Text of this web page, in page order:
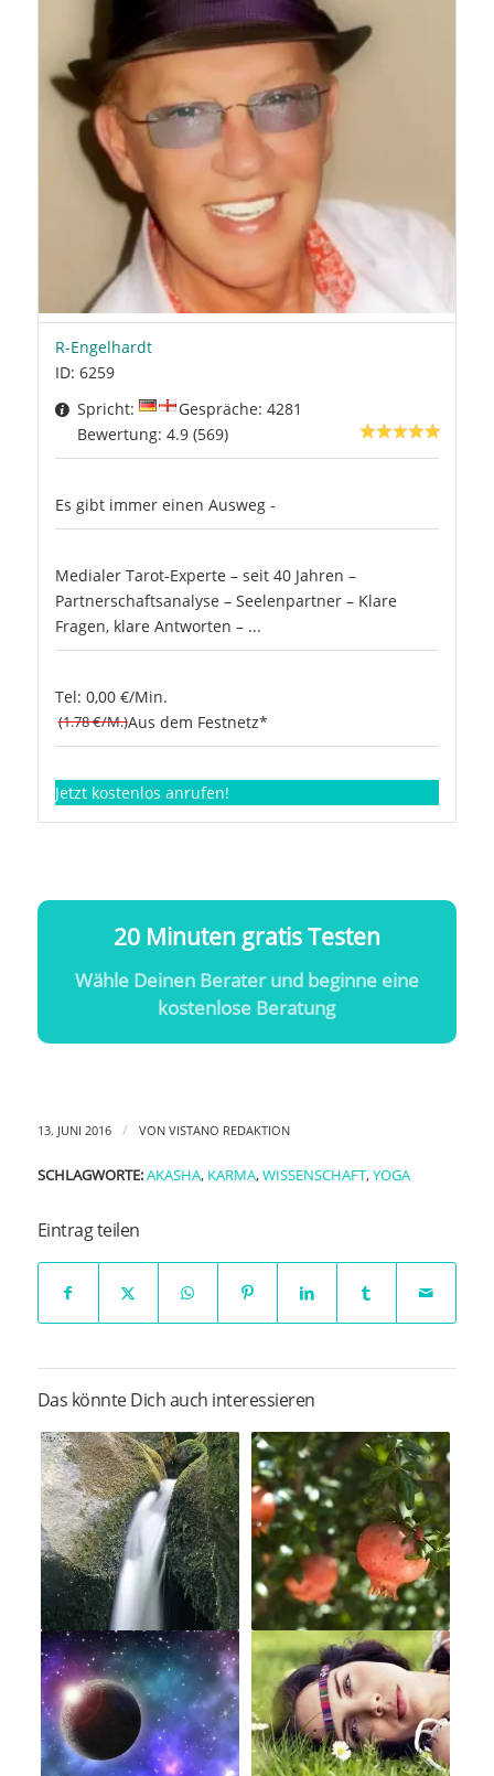
R-Engelhardt
ID: 6259
Spricht:
Gespräche: 4281
Bewertung: 4.9 (569)
Es gibt immer einen Ausweg -
Medialer Tarot-Experte – seit 40 Jahren –
Partnerschaftsanalyse – Seelenpartner – Klare
Fragen, klare Antworten – ...
Tel: 0,00 €/Min.
(1.78 €/M.)Aus dem Festnetz*
Jetzt kostenlos anrufen!
20 Minuten gratis Testen
Wähle Deinen Berater und beginne eine
kostenlose Beratung
13. JUNI 2016 / VON VISTANO REDAKTION
SCHLAGWORTE: AKASHA, KARMA,WISSENSCHAFT,YOGA
Eintrag teilen
Das könnte Dich auch interessieren